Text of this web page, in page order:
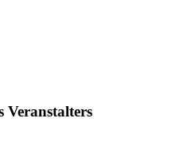
Veranstalters